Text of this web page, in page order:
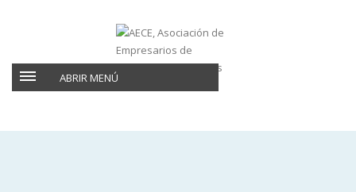
ABRIR MENÚ